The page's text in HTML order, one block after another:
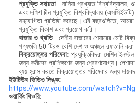
প্রযুক্তি সহায়তা: নানিয়া প্রখ্যাত বিশ্ববিদ্যালয়,
এবং দক্ষিণ চীন প্রযুক্তি বিশ্ববিদ্যালয়
সহযোগিতা প্রতিষ্ঠা করেছে। এই বছরগুলিতে, আমরা
প্রযুক্তি বিকাশ এবং প্রয়োগ করি।
বাজার ও খ্যাতি: দেশীয় বাজারের শেয়ারের মোট
পণ্যগুলি 50 টিরও বেশি দেশ ও অঞ্চলে রফতানি
বিক্রয়োত্তর পরিষেবা: প্রযুক্তিবিদরা মেশিন
জন্য কর্মীদের প্রশিক্ষণের জন্য প্রেরণযোগ্য।
ব্যয় হ্রাস করতে বিক্রয়োত্তর পরিষেবার জন্য
ইউটিউব ভিডিও লিঙ্ক:
https://www.youtube.com/
ওয়ার্কিং থিওরি: